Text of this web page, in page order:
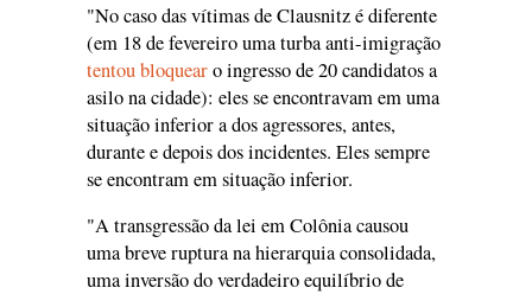
"No caso das vítimas de Clausnitz é diferente
(em 18 de fevereiro uma turba anti-imigração
tentou bloquearo ingresso de 20 candidatos a
asilo na cidade): eles se encontravam em uma
situação inferior a dos agressores, antes,
durante e depois dos incidentes. Eles sempre
se encontram em situação inferior.
"A transgressão da lei em Colônia causou
uma breve ruptura na hierarquia consolidada,
uma inversão do verdadeiro equilíbrio de